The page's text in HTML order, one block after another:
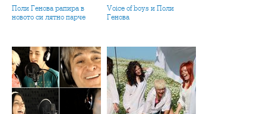
Поли Генова рапира в
новото си лятно парче
Voice of boys и Поли
Генова